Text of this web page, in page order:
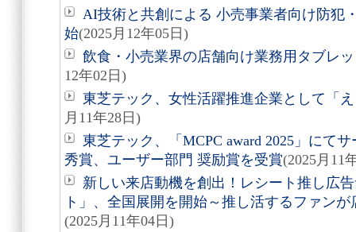
AI技術と共創による 小売事業者向け防犯
始(2025月12年05日)
飲食・小売業界の店舗向け業務用タブレ
12年02日)
東芝テック、女性活躍推進企業として「
月11年28日)
東芝テック、「MCPC award 2025」にて
秀賞、ユーザー部門 奨励賞を受賞(2025月11
新しい来店動機を創出！レシート推し広
ト」、全国展開を開始～推し活するファン
(2025月11年04日)